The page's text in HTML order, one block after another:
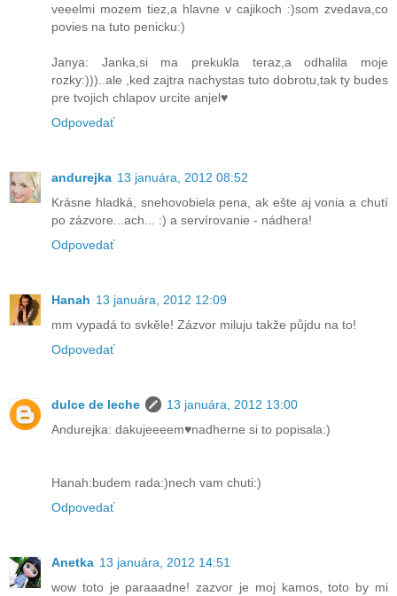
veeelmi mozem tiez,a hlavne v cajikoch :)som zvedava,co
povies na tuto penicku:)
Janya: Janka,si ma prekukla teraz,a odhalila moje
rozky:)))..ale ,ked zajtra nachystas tuto dobrotu,tak ty budes
pre tvojich chlapov urcite anjel♥
Odpovedať
andurejka 13 januára, 2012 08:52
Krásne hladká, snehovobiela pena, ak ešte aj vonia a chutí
po zázvore...ach... :) a servírovanie - nádhera!
Odpovedať
Hanah 13 januára, 2012 12:09
mm vypadá to svkěle! Zázvor miluju takže půjdu na to!
Odpovedať
dulce de leche
13 januára, 2012 13:00
Andurejka: dakujeeeem♥nadherne si to popisala:)
Hanah:budem rada:)nech vam chuti:)
Odpovedať
Anetka 13 januára, 2012 14:51
wow toto je paraaadne! zazvor je moj kamos, toto by mi